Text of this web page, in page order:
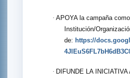
· APOYA la campaña como
Institución/
de: https://
· DIFUNDE LA INICIATIVA